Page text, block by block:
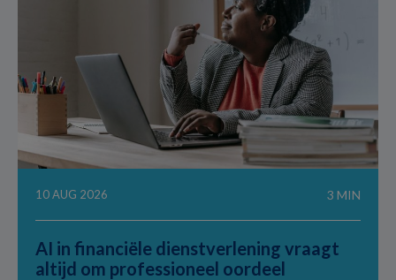
10 AUG 2026 3 MIN
AI in financiële dienstverlening vraagt
altijd om professioneel oordeel